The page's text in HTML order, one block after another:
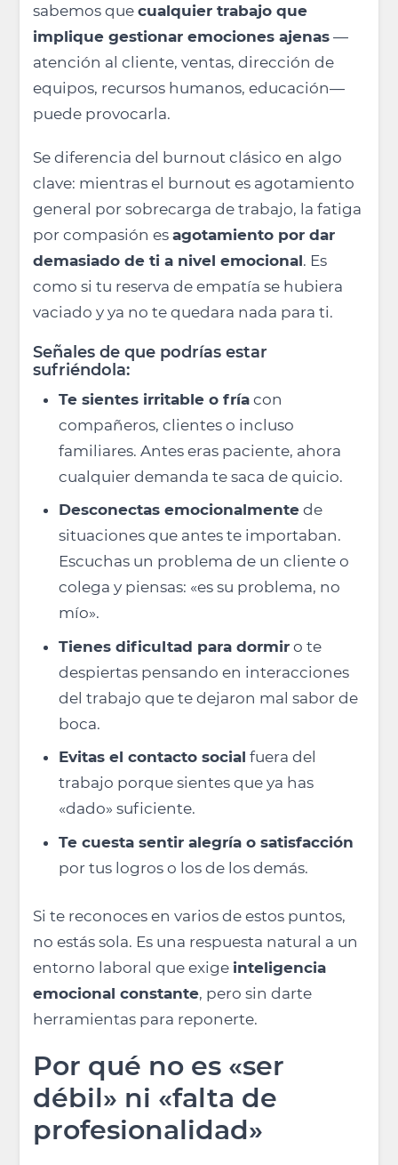
sabemos quecualquier trabajo que
implique gestionar emociones ajenas —
atención al cliente, ventas, dirección de
equipos, recursos humanos, educación—
puede provocarla.
Se diferencia del burnout clásico en algo
clave: mientras el burnout es agotamiento
general por sobrecarga de trabajo, la fatiga
por compasión esagotamiento por dar
demasiado de ti a nivel emocional. Es
como si tu reserva de empatía se hubiera
vaciado y ya no te quedara nada para ti.
Señales de que podrías estar
sufriéndola:
Te sientes irritable o fría con
compañeros, clientes o incluso
familiares. Antes eras paciente, ahora
cualquier demanda te saca de quicio.
Desconectas emocionalmente de
situaciones que antes te importaban.
Escuchas un problema de un cliente o
colega y piensas: «es su problema, no
mío».
Tienes dificultad para dormir o te
despiertas pensando en interacciones
del trabajo que te dejaron mal sabor de
boca.
Evitas el contacto social fuera del
trabajo porque sientes que ya has
«dado» suficiente.
Te cuesta sentir alegría o satisfacción
por tus logros o los de los demás.
Si te reconoces en varios de estos puntos,
no estás sola. Es una respuesta natural a un
entorno laboral que exige inteligencia
emocional constante, pero sin darte
herramientas para reponerte.
Por qué no es «ser
débil» ni «falta de
profesionalidad»